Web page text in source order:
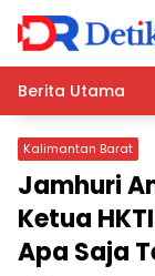
Langsung
konten
Berita Utama
Kalimantan Barat
Jamhuri
Ketua
Apa Saja